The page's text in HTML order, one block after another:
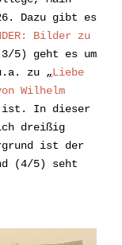
Dazu gibt es
Bilder zu
5) geht es um
zu
„Liebe
Wilhelm
ist. In dieser
dreißig
ist der
(4/5) seht